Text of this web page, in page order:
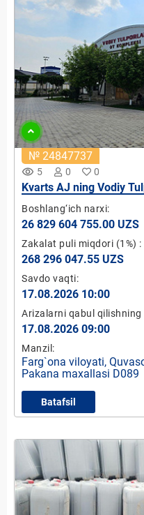
remove_red_eye 5 0 0
№ 24847737
Kvarts AJ ning Vodiy Tulporlari MChJ ustav fondidagi
100% ulushi
Boshlang‘ich narxi:
26 829 604 755.00 UZS
Zakalat puli miqdori (1%) :
268 296 047.55 UZS
Savdo vaqti:
17.08.2026 10:00
Arizalarni qabul
17.08.2026 09:00
Manzil:
Farg`ona viloyati,
Pakana maxallasi D089
Batafsil